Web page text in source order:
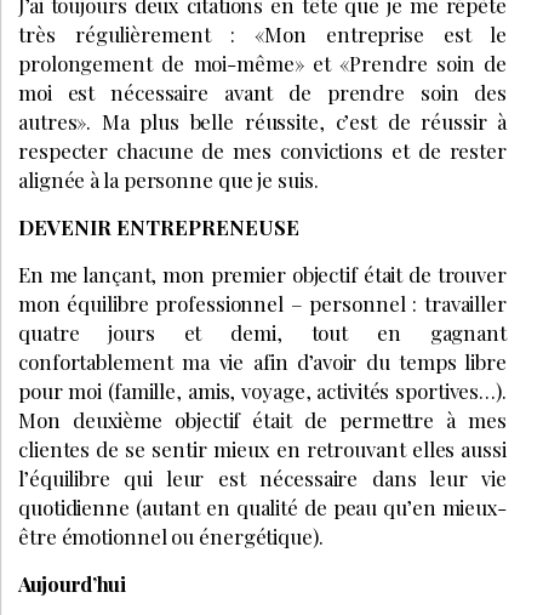
très régulièrement : «Mon entreprise est le
prolongement de moi-même» et «Prendre soin de
moi est nécessaire avant de prendre soin des
autres». Ma plus belle réussite, c’est de réussir à
respecter chacune de mes convictions et de rester
alignée à la personne que je suis.
DEVENIR ENTREPRENEUSE
En me lançant, mon premier objectif était de trouver
mon équilibre professionnel – personnel : travailler
quatre jours et demi, tout en gagnant
confortablement ma vie afin d’avoir du temps libre
pour moi (famille, amis, voyage, activités sportives…).
Mon deuxième objectif était de permettre à mes
clientes de se sentir mieux en retrouvant elles aussi
l’équilibre qui leur est nécessaire dans leur vie
quotidienne (autant en qualité de peau qu’en mieux-
être émotionnel ou énergétique).
Aujourd’hui